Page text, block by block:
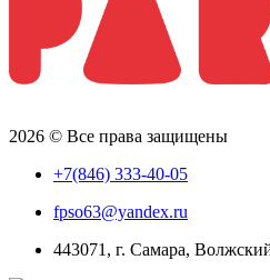
2026 © Все права защищены
+7(846) 333-40-05
fpso63@yandex.ru
443071, г. Самара,